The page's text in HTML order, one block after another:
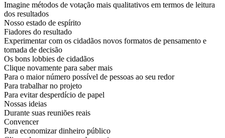
Imagine métodos de votação mais qualitativos em termos de leitura
dos resultados
Nosso estado de espírito
Fiadores do resultado
Experimentar com os cidadãos novos formatos de pensamento e
tomada de decisão
Os bons lobbies de cidadãos
Clique novamente para saber mais
Para o maior número possível de pessoas ao seu redor
Para trabalhar no projeto
Para evitar desperdício de papel
Nossas ideias
Durante suas reuniões reais
Convencer
Para economizar dinheiro público